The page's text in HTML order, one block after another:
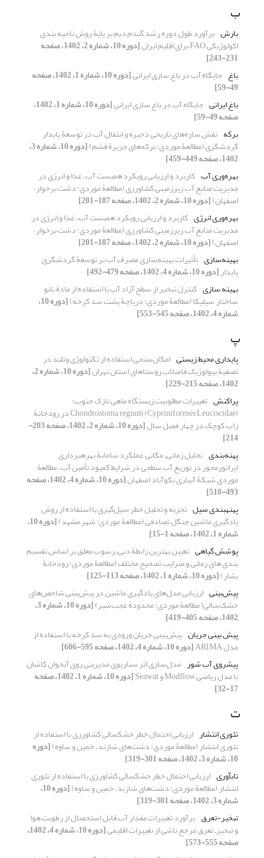
ب
بارش برآورد طول دوره رشد گندم دیم بر پایۀ روش ناحیه بندی
اکولوژیکی FAO برای اقلیم ایران [دوره 10، شماره 2، 1402، صفحه
231-243]
باغ جایگاه آب در باغ سازی ایرانی [دوره 10، شماره 1، 1402، صفحه
49-59]
باغ ایرانی جایگاه آب در باغ سازی ایرانی [دوره 10، شماره 1، 1402،
صفحه 49-59]
برکه نقش سازه‌های تاریخی ذخیره و انتقال آب در توسعۀ پایدار
گردشگری (مطالعۀ موردی: برکه‌های جزیرۀ قشم) [دوره 10، شماره 3،
1402، صفحه 449-459]
بهره‌وری آب کاربرد و ارزیابی رویکرد همبست آب، غذا و انرژی در
مدیریت منابع آب زیرزمینی کشاورزی (مطالعۀ موردی: دشت برخوار –
اصفهان)[دوره 10، شماره 2، 1402، صفحه 187-201]
بهره‌وری انرژی کاربرد و ارزیابی رویکرد همبست آب، غذا و انرژی در
مدیریت منابع آب زیرزمینی کشاورزی (مطالعۀ موردی: دشت برخوار –
اصفهان)[دوره 10، شماره 2، 1402، صفحه 187-201]
بهینه‌سازی تأثیرات بهینه‌‌‌‌سازی مصرف آب بر توسعۀ گردشگری
پایدار[دوره 10، شماره 4، 1402، صفحه 479-492]
بهینه سازی کنترل تبخیر از سطح آزاد آب با استفاده از مادۀ نانو
ساختار سیلیکا (مطالعۀ موردی: دریاچۀ پشت سد کرخه) [دوره 10،
شماره 4، 1402، صفحه 545-553]
پ
پایداری محیط‏ زیستی امکان‌سنجی استفاده از تکنولوژی وتلند در
تصفیة بیولوژیک فاضلاب روستاهای استان تهران [دوره 10، شماره 2،
1402، صفحه 215-229]
پراکنش تغییرات مطلوبیت زیستگاه ماهی نازک جنوب:
‌Chondrostoma regium (Cypriniformes Leuciscidae) در رودخانۀ
زاب کوچک در چهار فصل سال [دوره 10، شماره 2، 1402، صفحه 203-
214]
پهنه‌بندی تحلیل زمانی‌ـ مکانی عملکرد سامانۀ بهره‏برداری
اپراتور‌محور در توزیع آب سطحی در شرایط کمبود تأمین آب، مطالعۀ
موردی شبکۀ آبیاری نکوآباد اصفهان [دوره 10، شماره 4، 1402، صفحه
493-510]
پهنه‏بندی سیل تجزیه و تحلیل خطر سیل‌گیری با استفاده از روش‌
یادگیری ماشین جنگل تصادفی (مطالعۀ موردی: شهر مشهد) [دوره 10،
شماره 1، 1402، صفحه 1-15]
پوشش گیاهی تعیین بهترین رابطۀ دبی‌ـ رسوب معلق بر اساس تقسیم‏
بندی‏ های زمانی و ضرایب تصحیح مختلف (مطالعۀ موردی: رودخانۀ
بشار)[دوره 10، شماره 1، 1402، صفحه 113-125]
پیش‌بینی ارزیابی مدل‌های یادگیری ماشین در پیش‌بینی شاخص‌های
خشک‌سالی( مطالعۀ موردی: محدودۀ عجب‌شیر) [دوره 10، شماره 3،
1402، صفحه 405-419]
پیش بینی جریان پیش‌بینی جریان ورودی به سد کرخه با استفاده از
مدل ARIMA
[دوره 10، شماره 4، 1402، صفحه 595-606]
پیشروی آب شور مدل‌سازی اثر سناریوی مدیریتی روی آبخوان کاشان
با مدل ریاضی Modflow و Seawat [دوره 10، شماره 1، 1402، صفحه
17-32]
ت
تئوری انتشار ارزیابی احتمال خطر خشکسالی کشاورزی با استفاده از
تئوری انتشار (مطالعۀ موردی: دشت‌های شازند، خمین و ساوه)[دوره
10، شماره 3، 1402، صفحه 301-319]
تاب‏آوری ارزیابی احتمال خطر خشکسالی کشاورزی با استفاده از تئوری
انتشار (مطالعۀ موردی: دشت‌های شازند، خمین و ساوه) [دوره 10،
شماره 3، 1402، صفحه 301-319]
تبخیر-تعرق برآورد تغییرات مقدار آب قابل استحصال از رطوبت هوا
و تبخیر‌ـ تعرق مرجع ناشی از تغییرات اقلیمی [دوره 10، شماره 4، 1402،
صفحه 555-573]